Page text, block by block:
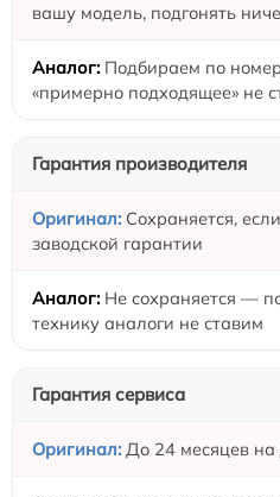
вашу модель, подгонять
Подбираем по
«примерно подходящее» не
Гарантия производителя
Сохраняется,
заводской гарантии
Не сохраняется —
технику аналоги не ставим
Гарантия сервиса
До 24 месяцев на